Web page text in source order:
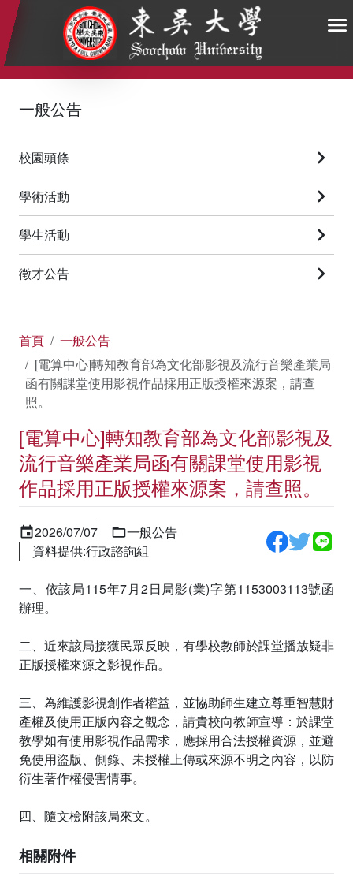
:::
一般公告
校園頭條
學術活動
學生活動
徵才公告
首頁
一般公告
[電算中心]轉知教育部為文化部影視及流行音樂產業局
函有關課堂使用影視作品採用正版授權來源案，請查
照。
[電算中心]轉知教育部為文化部影視及
流行音樂產業局函有關課堂使用影視
作品採用正版授權來源案，請查照。
2026/07/07
一般公告
資料提供:行政諮詢組
一、依該局115年7月2日局影(業)字第1153003113號函
辦理。
二、近來該局接獲民眾反映，有學校教師於課堂播放疑非
正版授權來源之影視作品。
三、為維護影視創作者權益，並協助師生建立尊重智慧財
產權及使用正版內容之觀念，請貴校向教師宣導：於課堂
教學如有使用影視作品需求，應採用合法授權資源，並避
免使用盜版、側錄、未授權上傳或來源不明之內容，以防
衍生著作權侵害情事。
四、隨文檢附該局來文。
相關附件